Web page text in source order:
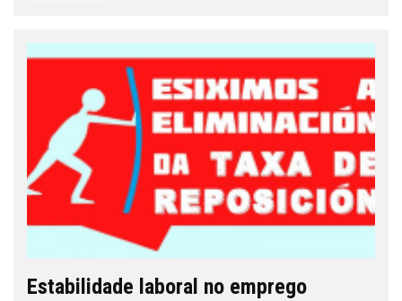
Estabilidade laboral no emprego